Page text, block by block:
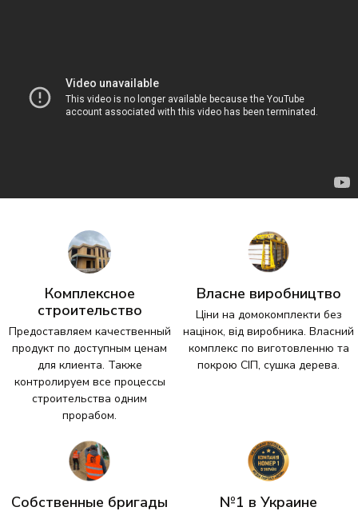
Комплексное
строительство
Предоставляем качественный
продукт по доступным ценам
для клиента. Также
контролируем все процессы
строительства одним
прорабом.
Власне виробництво
Ціни на домокомплекти без
націнок, від виробника. Власний
комплекс по виготовленню та
покрою СІП, сушка дерева.
Собственные бригады №1 в Украине